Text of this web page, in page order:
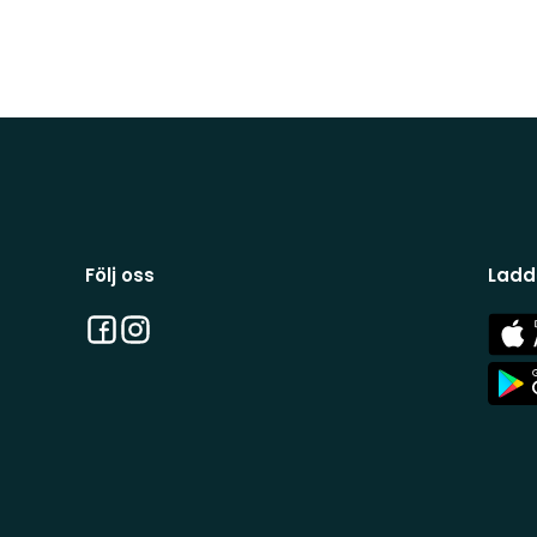
Följ oss
Facebook
Instagram
App
Store
App
Store